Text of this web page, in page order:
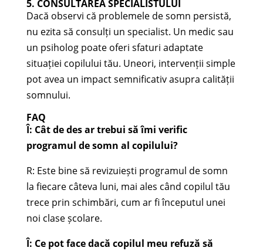
5. CONSULTAREA SPECIALISTULUI
Dacă observi că problemele de somn persistă,
nu ezita să consulți un specialist. Un medic sau
un psiholog poate oferi sfaturi adaptate
situației copilului tău. Uneori, intervenții simple
pot avea un impact semnificativ asupra calității
somnului.
FAQ
Î: Cât de des ar trebui să îmi verific
programul de somn al copilului?
R: Este bine să revizuiești programul de somn
la fiecare câteva luni, mai ales când copilul tău
trece prin schimbări, cum ar fi începutul unei
noi clase școlare.
Î: Ce pot face dacă copilul meu refuză să